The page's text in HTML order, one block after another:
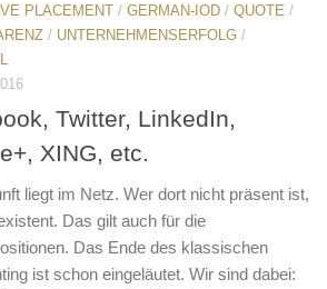
PLACEMENT / GERMAN-IOD / QUOTE /
/ UNTERNEHMENSERFOLG /
Twitter, LinkedIn,
XING, etc.
liegt im Netz. Wer dort nicht präsent ist,
Das gilt auch für die
Das Ende des klassischen
ist schon eingeläutet. Wir sind dabei: